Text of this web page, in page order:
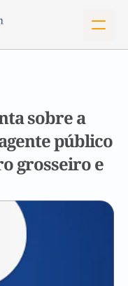
sobre a
público
grosseiro e